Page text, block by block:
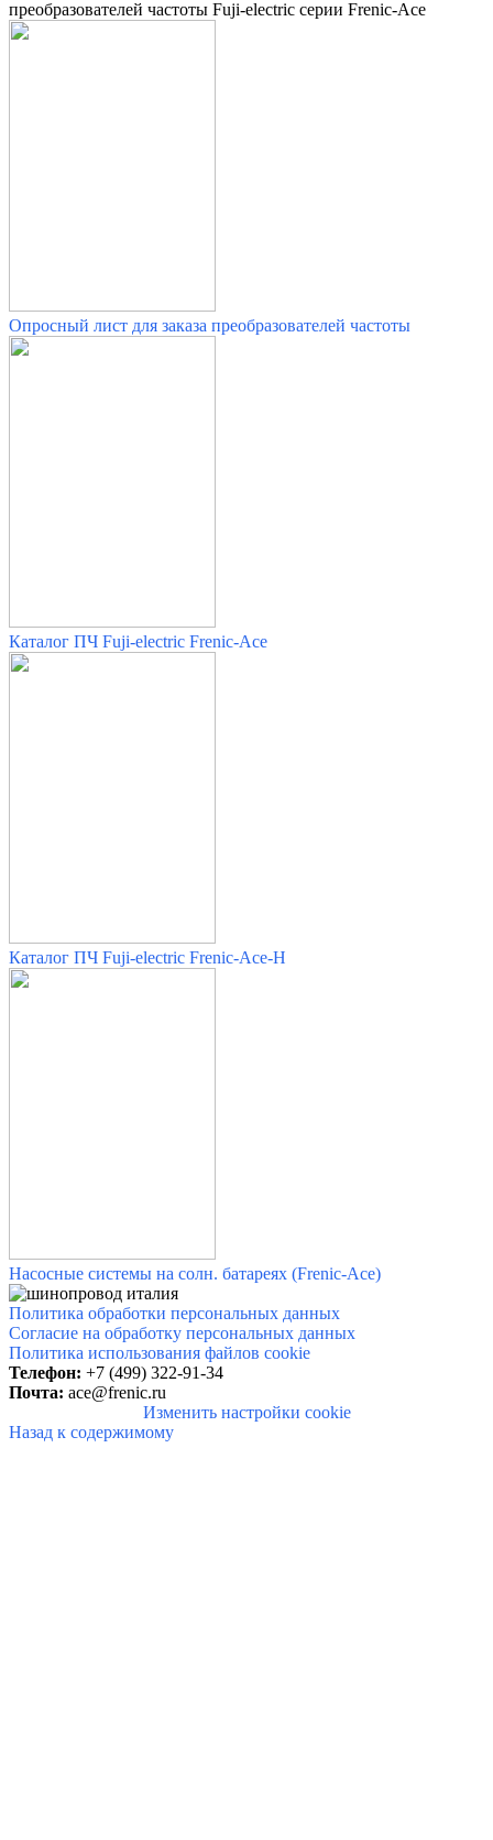
преобразователей частоты Fuji-electric серии Frenic-Ace
Опросный лист для заказа преобразователей частоты
Каталог ПЧ Fuji-electric Frenic-Ace
Каталог ПЧ Fuji-electric Frenic-Ace-H
Насосные системы на солн. батареях (Frenic-Ace)
Политика обработки персональных данных
Согласие на обработку персональных данных
Политика использования файлов cookie
Телефон: +7 (499) 322-91-34
Почта: ace@frenic.ru
Изменить настройки cookie
Назад к содержимому